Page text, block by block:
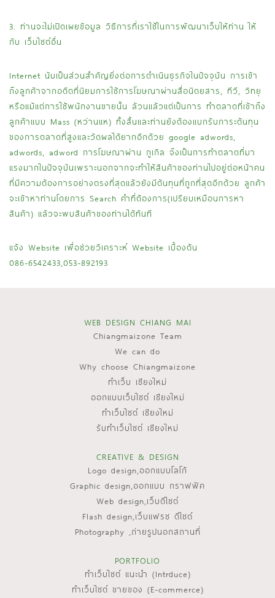
3. ท่านจะไม่เปิดเผยข้อมูล วิธีการที่เราใช้ในการพัฒนาเว็บให้ท่าน ให้
กับ เว็บไซต์อื่น
Internet นับเป็นส่วนสำคัญยิ่งต่อการดำเนินธุรกิจในปัจจุบัน การเข้า
ถึงลูกค้าจากอดีตที่นิยมการใช้การโฆษณาผ่านสื่อนิตยสาร, ทีวี, วิทยุ
หรือแม้แต่การใช้พนักงานขายนั้น ล้วนแล้วแต่เป็นการ ทำตลาดที่เข้าถึง
ลูกค้าแบบ Mass (หว่านแห) ทั้งสิ้นและท่านยังต้องแบกรับภาระต้นทุน
ของการตลาดที่สูงและวัดผลได้ยากอีกด้วย google adwords,
adwords, adword การโฆษณาผ่าน กูเกิล จึงเป็นการทำตลาดที่มา
แรงมากในปัจจุบันเพราะนอกจากจะทำให้สินค้าของท่านไปอยู่ต่อหน้าคน
ที่มีความต้องการอย่างตรงที่สุดแล้วยังมีต้นทุนที่ถูกที่สุดอีกด้วย ลูกค้า
จะเข้าหาท่านโดยการ Search คำที่ต้องการ(เปรียบเหมือนการหา
สินค้า) แล้วจะพบสินค้าของท่านได้ทันที
แจ้ง Website เพื่อช่วยวิเคราะห์ Website เบื้องต้น
086-6542433,053-892193
WEB DESIGN CHIANG MAI
Chiangmaizone Team
We can do
Why choose Chiangmaizone
ทำเว็บ เชียงใหม่
ออกแบบเว็บไซต์ เชียงใหม่
ทำเว็บไซต์ เชียงใหม่
รับทำเว็บไซต์ เชียงใหม่
CREATIVE & DESIGN
Logo design,ออกแบบโลโก้
Graphic design,ออกแบบ กราฟฟิค
Web design,เว็บดีไซต์
Flash design,เว็บแฟรช ดีไซต์
Photography ,ถ่ายรูปนอกสถานที่
PORTFOLIO
ทำเว็บไซต์ แนะนำ (Intrduce)
ทำเว็บไซต์ ขายของ (E-commerce)